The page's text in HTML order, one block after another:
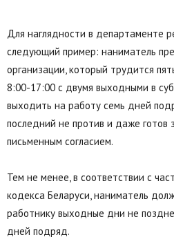
Для наглядности в департаменте
следующий пример: наниматель
организации, который трудится
8:00-17:00 с двумя выходными в
выходить на работу семь дней
последний не против и даже готов
письменным согласием.
Тем не менее, в соответствии с
кодекса Беларуси, наниматель
работнику выходные дни не
дней подряд.